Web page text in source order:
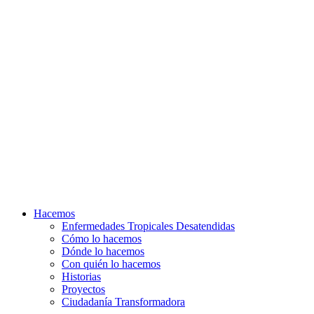
Hacemos
Enfermedades Tropicales Desatendidas
Cómo lo hacemos
Dónde lo hacemos
Con quién lo hacemos
Historias
Proyectos
Ciudadanía Transformadora